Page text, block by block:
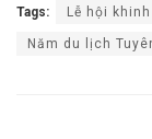
Tags: Lễ hội
Năm du lịch